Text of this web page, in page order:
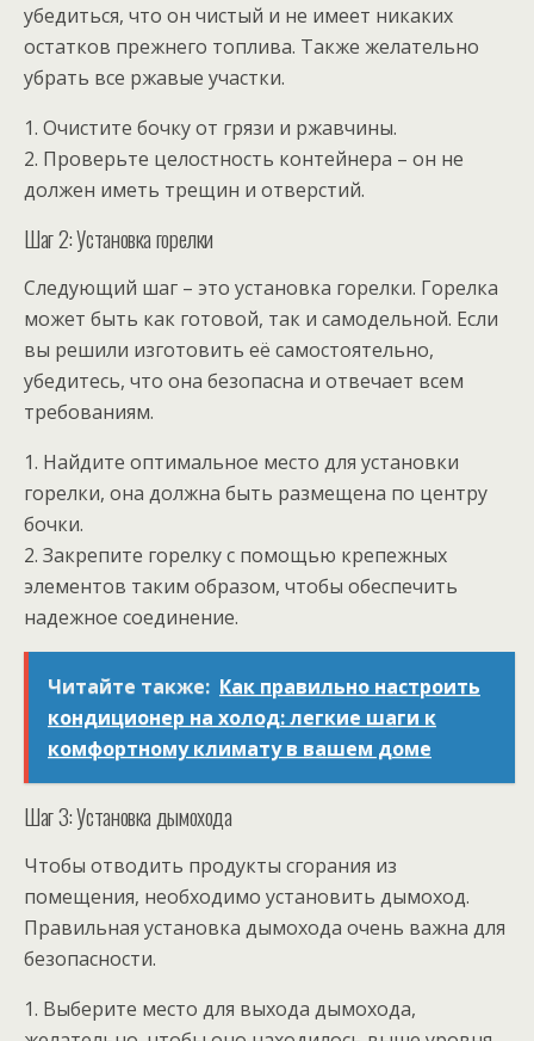
убедиться, что он чистый и не имеет никаких
остатков прежнего топлива. Также желательно
убрать все ржавые участки.
1. Очистите бочку от грязи и ржавчины.
2. Проверьте целостность контейнера – он не
должен иметь трещин и отверстий.
Шаг 2: Установка горелки
Следующий шаг – это установка горелки. Горелка
может быть как готовой, так и самодельной. Если
вы решили изготовить её самостоятельно,
убедитесь, что она безопасна и отвечает всем
требованиям.
1. Найдите оптимальное место для установки
горелки, она должна быть размещена по центру
бочки.
2. Закрепите горелку с помощью крепежных
элементов таким образом, чтобы обеспечить
надежное соединение.
Читайте также: Как правильно настроить
кондиционер на холод: легкие шаги к
комфортному климату в вашем доме
Шаг 3: Установка дымохода
Чтобы отводить продукты сгорания из
помещения, необходимо установить дымоход.
Правильная установка дымохода очень важна для
безопасности.
1. Выберите место для выхода дымохода,